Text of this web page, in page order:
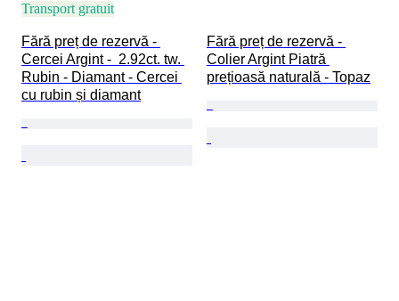
Transport gratuit
Fără preț de rezervă -
Cercei Argint -  2.92ct. tw.
Rubin - Diamant - Cercei
cu rubin și diamant
Fără preț de rezervă -
Colier Argint Piatră
prețioasă naturală - Topaz